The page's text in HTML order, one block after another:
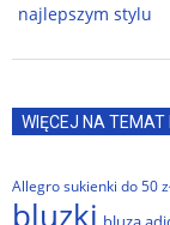
najlepszym stylu
WIĘCEJ NA TEMAT
Allegro sukienki do 50
bluzki